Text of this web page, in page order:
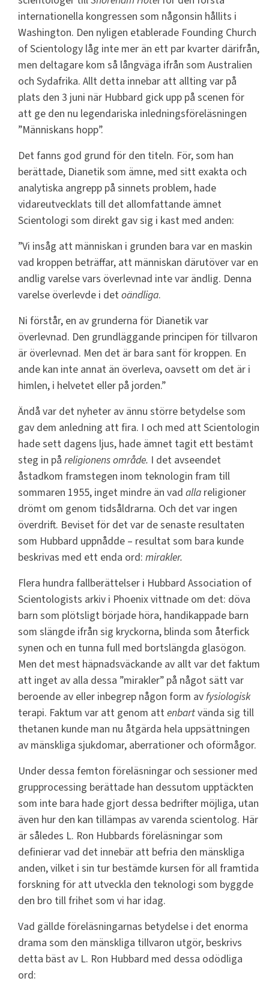
internationella kongressen som någonsin hållits i
Washington. Den nyligen etablerade Founding Church
of Scientology låg inte mer än ett par kvarter därifrån,
men deltagare kom så långväga ifrån som Australien
och Sydafrika. Allt detta innebar att allting var på
plats den 3 juni när Hubbard gick upp på scenen för
att ge den nu legendariska inledningsföreläsningen
”Människans hopp”.
Det fanns god grund för den titeln. För, som han
berättade, Dianetik som ämne, med sitt exakta och
analytiska angrepp på sinnets problem, hade
vidareutvecklats till det allomfattande ämnet
Scientologi som direkt gav sig i kast med anden:
”Vi insåg att människan i grunden bara var en maskin
vad kroppen beträffar, att människan därutöver var en
andlig varelse vars överlevnad inte var ändlig. Denna
varelse överlevde i detoändliga.
Ni förstår, en av grunderna för Dianetik var
överlevnad. Den grundläggande principen för tillvaron
är överlevnad. Men det är bara sant för kroppen. En
ande kan inte annat än överleva, oavsett om det är i
himlen, i helvetet eller på jorden.”
Ändå var det nyheter av ännu större betydelse som
gav dem anledning att fira. I och med att Scientologin
hade sett dagens ljus, hade ämnet tagit ett bestämt
steg in på religionens område. I det avseendet
åstadkom framstegen inom teknologin fram till
sommaren 1955, inget mindre än vad alla religioner
drömt om genom tidsåldrarna. Och det var ingen
överdrift. Beviset för det var de senaste resultaten
som Hubbard uppnådde – resultat som bara kunde
beskrivas med ett enda ord: mirakler.
Flera hundra fallberättelser i Hubbard Association of
Scientologists arkiv i Phoenix vittnade om det: döva
barn som plötsligt började höra, handikappade barn
som slängde ifrån sig kryckorna, blinda som återfick
synen och en tunna full med bortslängda glasögon.
Men det mest häpnadsväckande av allt var det faktum
att inget av alla dessa ”mirakler” på något sätt var
beroende av eller inbegrep någon form avfysiologisk
terapi. Faktum var att genom attenbartvända sig till
thetanen kunde man nu åtgärda hela uppsättningen
av mänskliga sjukdomar, aberrationer och oförmågor.
Under dessa femton föreläsningar och sessioner med
grupprocessing berättade han dessutom upptäckten
som inte bara hade gjort dessa bedrifter möjliga, utan
även hur den kan tillämpas av varenda scientolog. Här
är således L. Ron Hubbards föreläsningar som
definierar vad det innebär att befria den mänskliga
anden, vilket i sin tur bestämde kursen för all framtida
forskning för att utveckla den teknologi som byggde
den bro till frihet som vi har idag.
Vad gällde föreläsningarnas betydelse i det enorma
drama som den mänskliga tillvaron utgör, beskrivs
detta bäst av L. Ron Hubbard med dessa odödliga
ord: